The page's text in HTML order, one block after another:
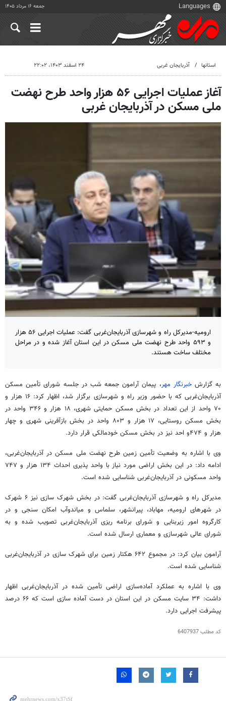
جمعه ۱۶ مرداد ۱۴۰۵
استانها آذربایجان غربی ۲۴ اسفند ۱۴۰۳، ۲۲:۰۲
آغاز عملیات اجرایی ۵۶ هزار واحد طرح نهضت
ملی مسکن در آذربایجان غربی
ارومیه-مدیرکل راه و شهرسازی آذربایجان‌غربی گفت: عملیات اجرایی ۵۶ هزار
و ۵۹۳ واحد طرح نهضت ملی مسکن در این استان آغاز شده و در مراحل
مختلف ساخت هستند.
به گزارش خبرنگار مهر، پیمانآرامونجمعه شب در جلسه شورای تأمینمسکن
آذربایجان‌غربی که با حضور وزیر راه و شهرسازی برگزار شد، اظهار کرد: ۱۶ هزار و
۷۰ واحد از این تعداد در بخش مسکن حمایتی شهری، ۱۸ هزار و ۳۴۶ واحد در
بخش مسکن روستایی، ۱۷ هزار و ۸۰۳ واحد در بخش بازآفرینی شهری و چهار
هزار و ۴۷۴و احد نیز در بخش مسکن
خودمالکی قرار دارد.
وی با اشاره به وضعیت تأمینزمین طرح نهضت ملی مسکن در آذربایجان‌غربی،
ادامه داد: در این بخش اراضی مورد نیاز با واحد پذیری احداث ۱۳۴ هزار و ۷۴۷
واحد مسکونی در آذربایجان‌غربی شناسایی شده است.
مدیرکل راه و شهرسازی آذربایجان‌غربی گفت: در بخش شهرک سازی نیز ۶ شهرک
در شهرهای ارومیه، مهاباد، پیرانشهر، سلماس و میاندوآب امکان سنجی و در
کارگروه امور زیربنایی و شورای برنامهریزی آذربایجان‌غربی تصویب شده و به
شورای عالی شهرسازی و معماری ارسال شده است.
آرامون
بیان کرد: در مجموع ۶۴۲ هکتار زمین برای شهرک سازی در آذربایجان‌غربی
شناسایی شده است.
وی با اشاره به عملکرد آماده‌سازی اراضی تأمینشده در آذربایجان‌غربی اظهار
داشت: ۳۴ سایت مسکن در این استان در دست آماده سازی است که ۶۶ درصد
پیشرفت اجرایی دارد.
کد مطلب6407937